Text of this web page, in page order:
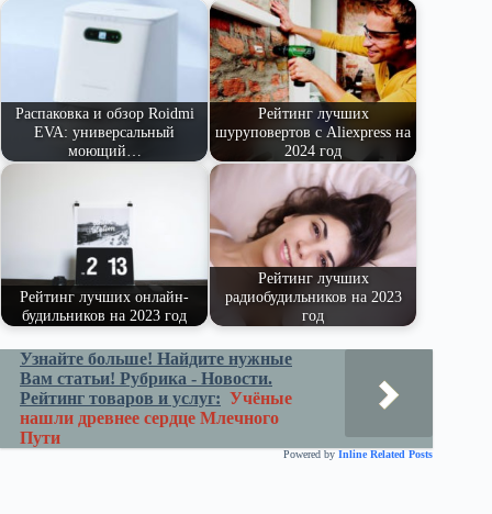
ss
ki
t
pp
m
r
ви
ть
Распаковка и обзор Roidmi
EVA: универсальный
моющий…
Рейтинг лучших
шуруповертов с Aliexpress на
2024 год
Рейтинг лучших онлайн-
будильников на 2023 год
Рейтинг лучших
радиобудильников на 2023
год
Узнайте больше! Найдите нужные
Вам статьи! Рубрика - Новости.
Рейтинг товаров и услуг: Учёные
нашли древнее сердце Млечного
Пути
Powered by Inline Related Posts